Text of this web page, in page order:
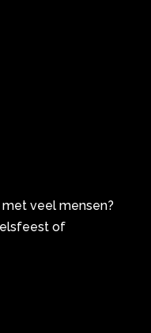
veel mensen?
of